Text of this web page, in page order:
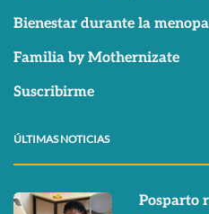
Bienestar durante la
Familia by Mothernizate
Suscribirme
ÚLTIMAS NOTICIAS
Posparto